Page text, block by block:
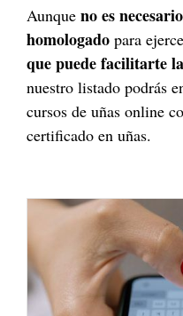
Aunque no es
homologado para
que puede facilitarte
nuestro listado podrás
cursos de uñas online
certificado en uñas.